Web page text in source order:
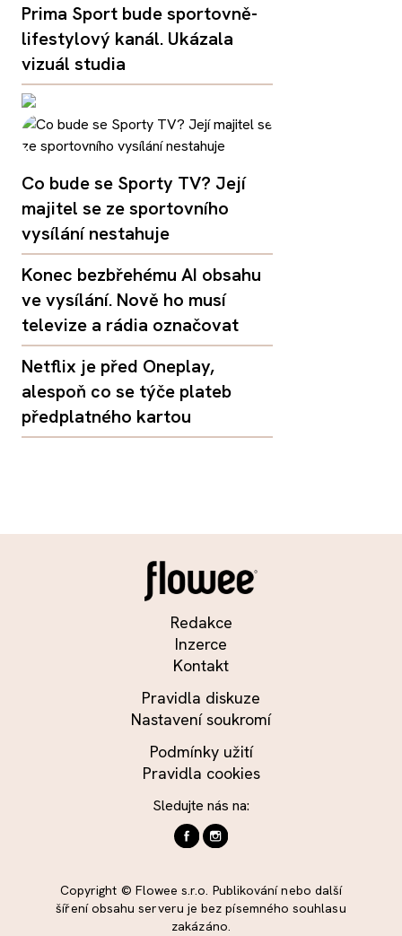
Prima Sport bude sportovně-
lifestylový kanál. Ukázala
vizuál studia
Co bude se Sporty TV? Její
majitel se ze sportovního
vysílání nestahuje
Konec bezbřehému AI obsahu
ve vysílání. Nově ho musí
televize a rádia označovat
Netflix je před Oneplay,
alespoň co se týče plateb
předplatného kartou
Redakce
Inzerce
Kontakt
Pravidla diskuze
Nastavení soukromí
Podmínky užití
Pravidla cookies
Sledujte nás na:
Copyright © Flowee s.r.o. Publikování nebo další
šíření obsahu serveru je bez písemného souhlasu
zakázáno.